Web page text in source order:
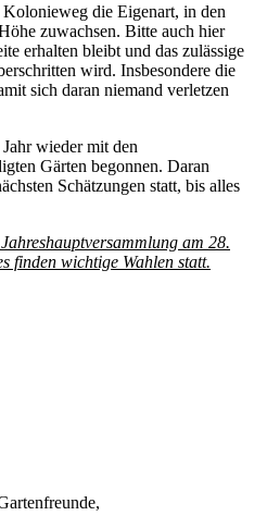
die Eigenart, in den
zuwachsen. Bitte auch hier
erhalten bleibt und das zulässige
wird. Insbesondere die
sich daran niemand verletzen
wieder mit den
Gärten begonnen. Daran
Schätzungen statt, bis alles
am 28.
finden wichtige Wahlen statt.